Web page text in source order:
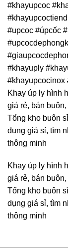
#khayupcoc
#upcoc #úpcốc
#khayuply
#khayupcocinox
Khay úp ly hình
giá rẻ, bán
Tổng kho buôn
dụng giá sỉ, tìm
thông minh
Khay úp ly hình
giá rẻ, bán
Tổng kho buôn
dụng giá sỉ, tìm
thông minh